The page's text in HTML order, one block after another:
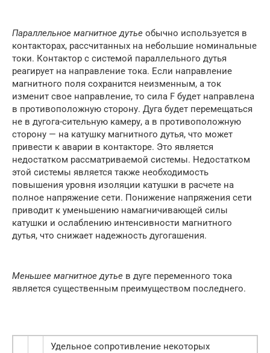
Параллельное магнитное дутье обычно используется в
контакторах, рассчитанных на небольшие номинальные
токи. Контактор с системой параллельного дутья
реагирует на направление тока. Если направление
магнитного поля сохранится неизменным, а ток
изменит свое направление, то сила F будет направлена
в противоположную сторону. Дуга будет перемещаться
не в дугога-сительную камеру, а в противоположную
сторону — на катушку магнитного дутья, что может
привести к аварии в контакторе. Это является
недостатком рассматриваемой системы. Недостатком
этой системы является также необходимость
повышения уровня изоляции катушки в расчете на
полное напряжение сети. Понижение напряжения сети
приводит к уменьшению намагничивающей силы
катушки и ослаблению интенсивности магнитного
дутья, что снижает надежность дугогашения.
Меньшее магнитное дутье в дуге переменного тока
является существенным преимуществом последнего.
Удельное сопротивление некоторых